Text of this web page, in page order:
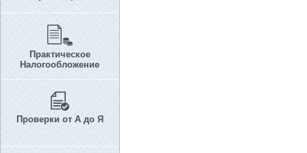
Практическое
Налогообложение
Проверки от А до Я